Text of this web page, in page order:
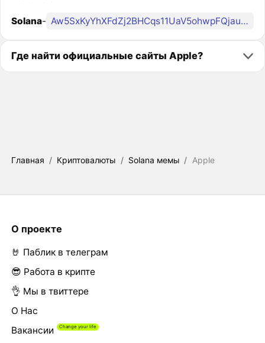
Solana- Aw5SxKyYhXFdZj2BHCqs11UaV5ohwpFQjauB9jFhpump
Где найти официальные сайты Apple?
Главная / Криптовалюты / Solana мемы / Apple
О проекте
🤘 Паблик в телеграм
😎 Работа в крипте
👌 Мы в твиттере
О Нас
Вакансии